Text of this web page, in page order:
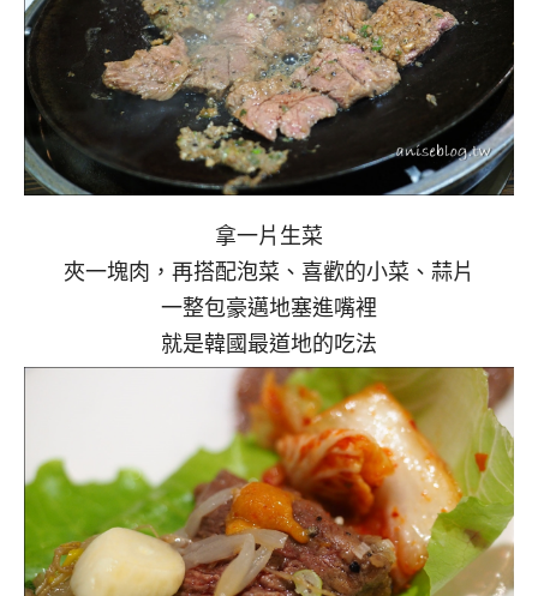
拿一片生菜
夾一塊肉，再搭配泡菜、喜歡的小菜、蒜片
一整包豪邁地塞進嘴裡
就是韓國最道地的吃法